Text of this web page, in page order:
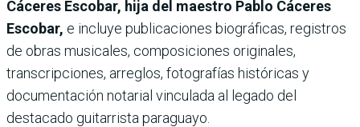
Cáceres Escobar, hija del maestro Pablo Cáceres
Escobar, e incluye publicaciones biográficas, registros
de obras musicales, composiciones originales,
transcripciones, arreglos, fotografías históricas y
documentación notarial vinculada al legado del
destacado guitarrista paraguayo.